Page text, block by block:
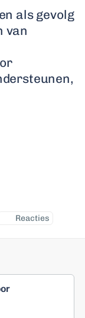
als gevolg
van
Reacties